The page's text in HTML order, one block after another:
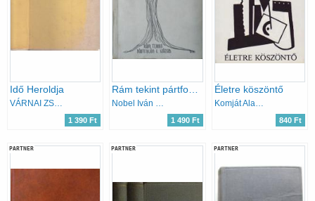
Idő Heroldja
VÁRNAI ZSENI
1 390 Ft
Nobel Iván (szerk.)
1 490 Ft
Életre köszöntő
Komját Aladár
840 Ft
PARTNER PARTNER PARTNER